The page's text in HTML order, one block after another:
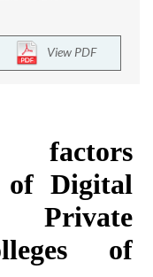
View PDF